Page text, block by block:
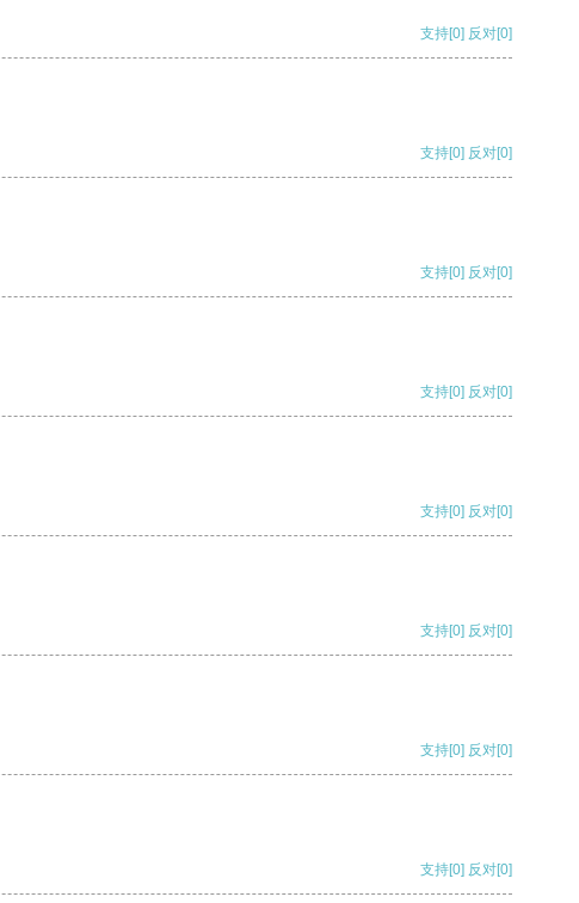
支持[0] 反对[0]
支持[0] 反对[0]
支持[0] 反对[0]
支持[0] 反对[0]
支持[0] 反对[0]
支持[0] 反对[0]
支持[0] 反对[0]
支持[0] 反对[0]